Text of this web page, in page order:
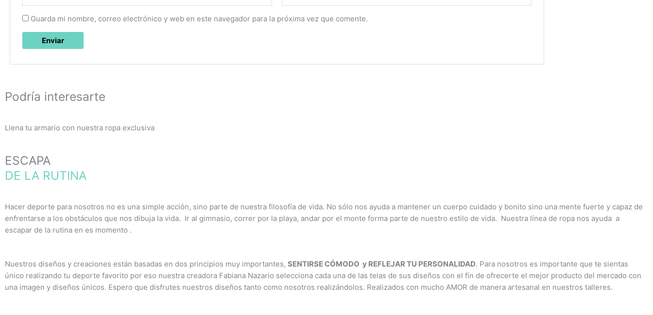
Guarda mi nombre, correo electrónico y web en este navegador para la próxima vez que comente.
Podría interesarte
Llena tu armario con nuestra ropa exclusiva
ESCAPA
DE LA RUTINA
Hacer deporte para nosotros no es una simple acción, sino parte de nuestra filosofía de vida. No sólo nos ayuda a mantener un cuerpo cuidado y bonito sino una mente fuerte y capaz de
enfrentarse a los obstáculos que nos dibuja la vida. Ir al gimnasio, correr por la playa, andar por el monte forma parte de nuestro estilo de vida. Nuestra línea de ropa nos ayuda a
escapar de la rutina en es momento .
Nuestros diseños y creaciones están basadas en dos principios muy importantes, SENTIRSE CÓMODO y REFLEJAR TU PERSONALIDAD. Para nosotros es importante que te sientas
único realizando tu deporte favorito por eso nuestra creadora Fabiana Nazario selecciona cada una de las telas de sus diseños con el fín de ofrecerte el mejor producto del mercado con
una imagen y diseños únicos. Espero que disfrutes nuestros diseños tanto como nosotros realizándolos. Realizados con mucho AMOR de manera artesanal en nuestros talleres.